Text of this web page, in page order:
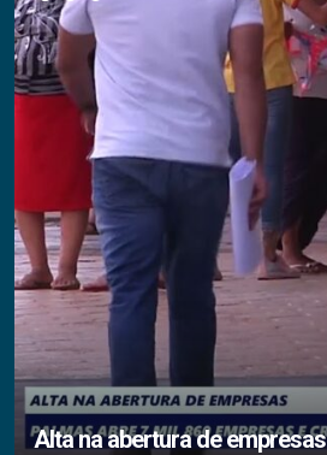
Alta na abertura de empresas